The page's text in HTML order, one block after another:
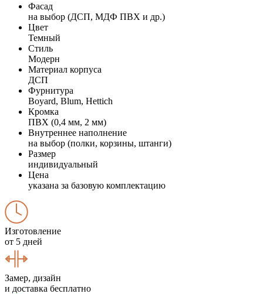
Фасад
на выбор (ДСП, МДФ ПВХ и др.)
Цвет
Темный
Стиль
Модерн
Материал корпуса
ДСП
Фурнитура
Boyard, Blum, Hettich
Кромка
ПВХ (0,4 мм, 2 мм)
Внутреннее наполнение
на выбор (полки, корзины, штанги)
Размер
индивидуальный
Цена
указана за базовую комплектацию
Изготовление
от 5 дней
Замер, дизайн
и доставка бесплатно